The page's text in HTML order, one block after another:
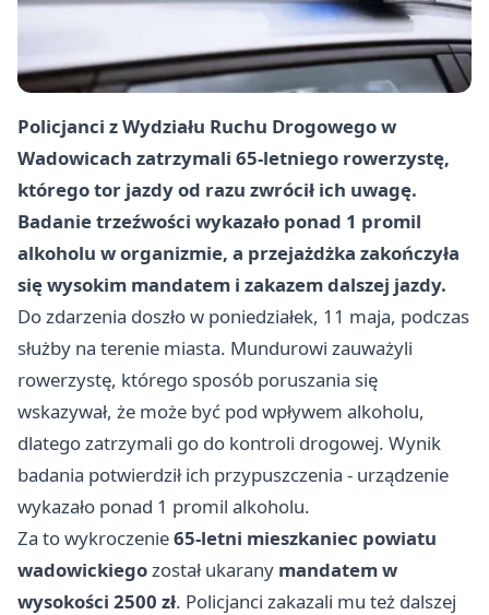
Policjanci z Wydziału Ruchu Drogowego w
Wadowicach zatrzymali 65-letniego rowerzystę,
którego tor jazdy od razu zwrócił ich uwagę.
Badanie trzeźwości wykazało ponad 1 promil
alkoholu w organizmie, a przejażdżka zakończyła
się wysokim mandatem i zakazem dalszej jazdy.
Do zdarzenia doszło w poniedziałek, 11 maja, podczas
służby na terenie miasta. Mundurowi zauważyli
rowerzystę, którego sposób poruszania się
wskazywał, że może być pod wpływem alkoholu,
dlatego zatrzymali go do kontroli drogowej. Wynik
badania potwierdził ich przypuszczenia - urządzenie
wykazało ponad 1 promil alkoholu.
Za to wykroczenie65-letni mieszkaniec powiatu
wadowickiegozostał ukarany mandatem w
wysokości 2500 zł. Policjanci zakazali mu też dalszej